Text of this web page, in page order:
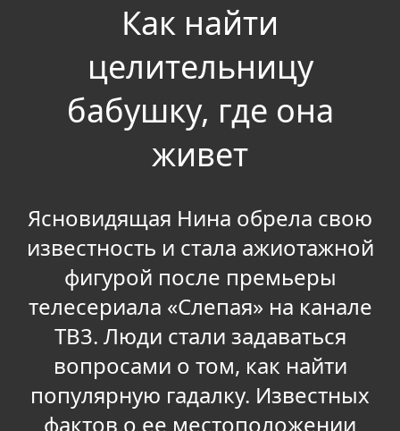
Как найти
целительницу
бабушку, где она
живет
Ясновидящая Нина обрела свою
известность и стала ажиотажной
фигурой после премьеры
телесериала «Слепая» на канале
ТВ3. Люди стали задаваться
вопросами о том, как найти
популярную гадалку. Известных
фактов о ее местоположении